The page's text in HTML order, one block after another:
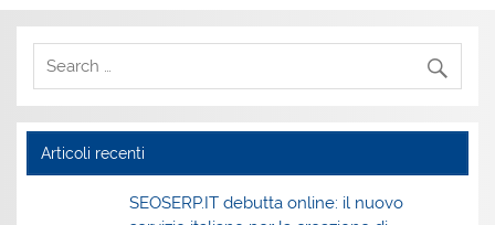
Articoli recenti
SEOSERP.IT debutta online: il nuovo